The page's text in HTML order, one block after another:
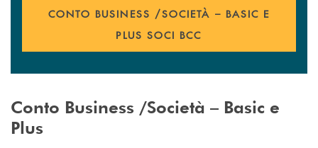
CONTO BUSINESS /SOCIETÀ – BASIC E
PLUS SOCI BCC
Conto Business /Società – Basic e
Plus